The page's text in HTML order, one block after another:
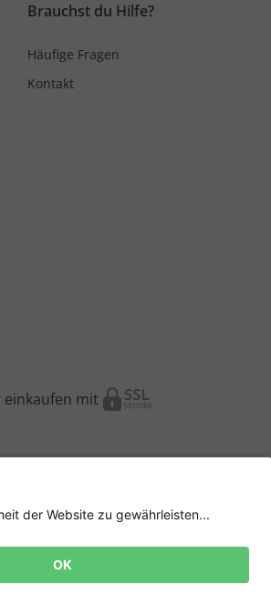
Brauchst du Hilfe?
Häufige Fragen
Kontakt
einkaufen mit